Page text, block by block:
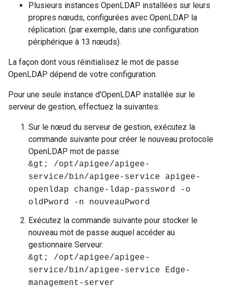
Plusieurs instances OpenLDAP installées sur leurs
propres nœuds, configurées avec OpenLDAP la
réplication. (par exemple, dans une configuration
périphérique à 13 nœuds).
La façon dont vous réinitialisez le mot de passe
OpenLDAP dépend de votre configuration.
Pour une seule instance d'OpenLDAP installée sur le
serveur de gestion, effectuez la suivantes:
Sur le nœud du serveur de gestion, exécutez la
commande suivante pour créer le nouveau protocole
OpenLDAP mot de passe:
&gt; /opt/apigee/apigee-
service/bin/apigee-service apigee-
openldap change-ldap-password -o
oldPword -n nouveauPword
Exécutez la commande suivante pour stocker le
nouveau mot de passe auquel accéder au
gestionnaire Serveur:
&gt; /opt/apigee/apigee-
service/bin/apigee-service Edge-
management-server